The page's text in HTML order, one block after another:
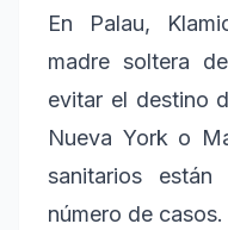
En Palau,
madre soltera
evitar el destino
Nueva York o
sanitarios
número de casos.